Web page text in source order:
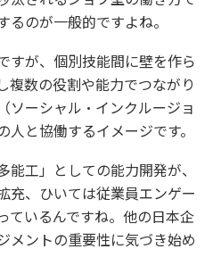
のが一般的ですよね。
すが、個別技能間に壁を作ら
複数の役割や能力でつながり
ソーシャル・インクルージョ
と協働するイメージです。
工」としての能力開発が、
充、ひいては従業員エンゲー
ているんですね。他の日本企
メントの重要性に気づき始め